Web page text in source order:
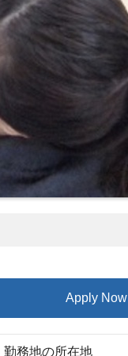
Apply Now
勤務地の所在地